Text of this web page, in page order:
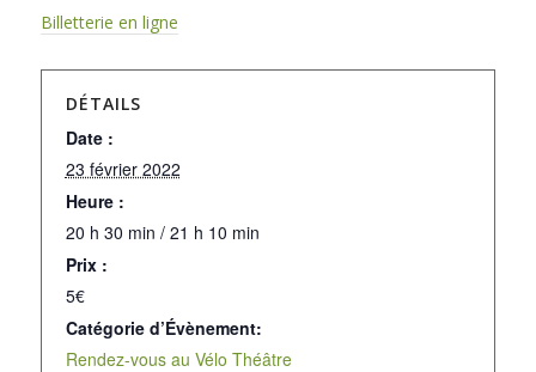
Billetterie en ligne
DÉTAILS
Date :
23 février 2022
Heure :
20 h 30 min / 21 h 10 min
Prix :
5€
Catégorie d’Évènement:
Rendez-vous au Vélo Théâtre